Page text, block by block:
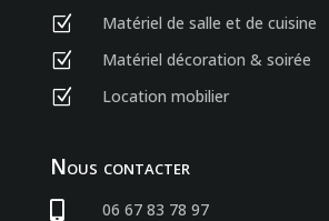
Z Matériel de salle et de cuisine
Z Matériel décoration & soirée
Z Location mobilier
Nous contacter
 06 67 83 78 97